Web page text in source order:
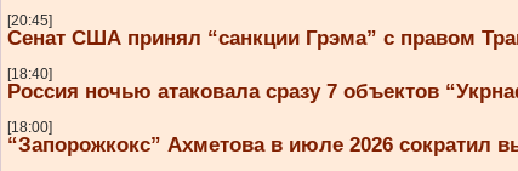
[20:45]
Сенат США принял “санкции Грэма” с правом
[18:40]
Россия ночью атаковала сразу 7 объектов
[18:00]
“Запорожкокс” Ахметова в июле 2026 сократил